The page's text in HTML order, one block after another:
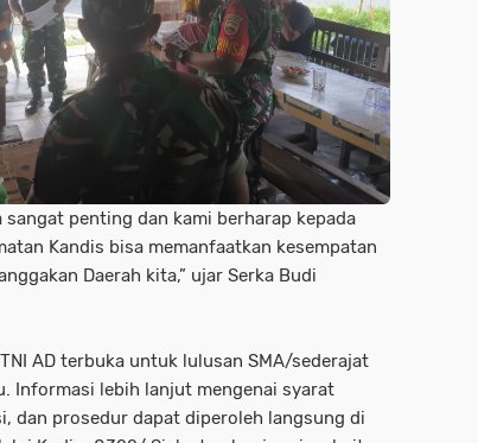
sangat penting dan kami berharap kepada
Kandis bisa memanfaatkan kesempatan
Daerah kita,” ujar Serka Budi
AD terbuka untuk lulusan SMA/sederajat
Informasi lebih lanjut mengenai syarat
dan prosedur dapat diperoleh langsung di